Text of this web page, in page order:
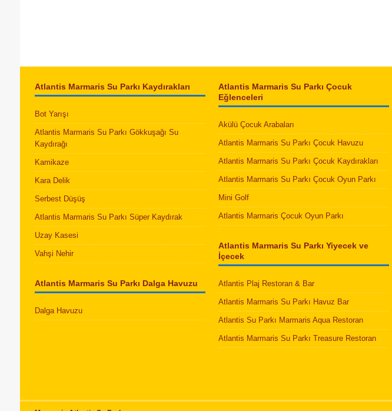
Atlantis Marmaris Su Parkı Kaydırakları
Bot Yarışı
Atlantis Marmaris Su Parkı Gökkuşağı Su
Kaydırağı
Kamikaze
Kara Delik
Serbest Düşüş
Atlantis Marmaris Su Parkı Süper Kaydırak
Uzay Kasesi
Vahşi Nehir
Atlantis Marmaris Su Parkı Dalga Havuzu
Dalga Havuzu
Atlantis Marmaris Su Parkı Çocuk
Eğlenceleri
Akülü Çocuk Arabaları
Atlantis Marmaris Su Parkı Çocuk Havuzu
Atlantis Marmaris Su Parkı Çocuk Kaydırakları
Atlantis Marmaris Su Parkı Çocuk Oyun Parkı
Mini Golf
Atlantis Marmaris Çocuk Oyun Parkı
Atlantis Marmaris Su Parkı Yiyecek ve
İçecek
Atlantis Plaj Restoran & Bar
Atlantis Marmaris Su Parkı Havuz Bar
Atlantis Su Parkı Marmaris Aqua Restoran
Atlantis Marmaris Su Parkı Treasure Restoran